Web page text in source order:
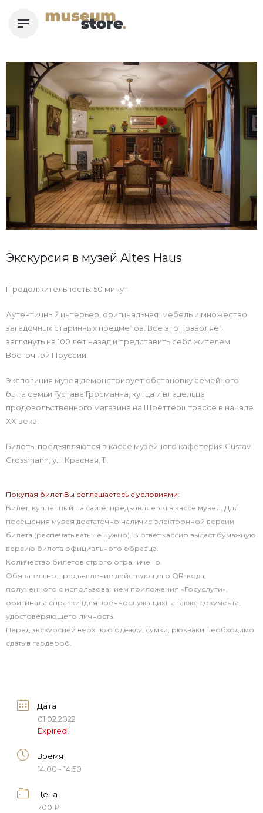
Экскурсия в музей Altes Haus
Продолжительность: 50 минут
Аутентичный интерьер, оригинальная мебель и множество
загадочных старинных предметов. Всё это позволяет
заглянуть на 100 лет назад и представить себя жителем
Восточной Пруссии.
Экспозиция музея демонстрирует обстановку семейного
быта семьи Густава Гросманна, купца и владельца
продовольственного магазина на Шрёттерштрассе в начале
XX века.
Билеты предъявляются в кассе музейного кафетерия Gustav
Grossmann, ул. Красная, 11.
Покупая билет Вы соглашаетесь с условиями:
Билет, купленный на сайте, предъявляется в кассе музея. Для
посещения музея достаточно наличие электронной версии
билета (распечатывать не нужно). В ответ кассир выдаст бумажную
версию билета официального образца.
Количество билетов строго ограничено.
Обязательно предъявление действующего QR-кода,
полученного с использованием приложения «Госуслуги»,
оригинала справки (для военнослужащих), а также документа,
удостоверяющего личность.
Перед экскурсией верхнюю одежду, сумки, рюкзаки необходимо
сдать в гардероб.
Дата
01.02.2022
Expired!
Время
14:00 - 14:50
Цена
700 ₽